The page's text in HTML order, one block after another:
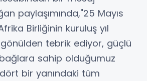
paylaşımında,"25 Mayıs
Birliğinin kuruluş yıl
tebrik ediyor, güçlü
sahip olduğumuz
dört bir yanındaki tüm